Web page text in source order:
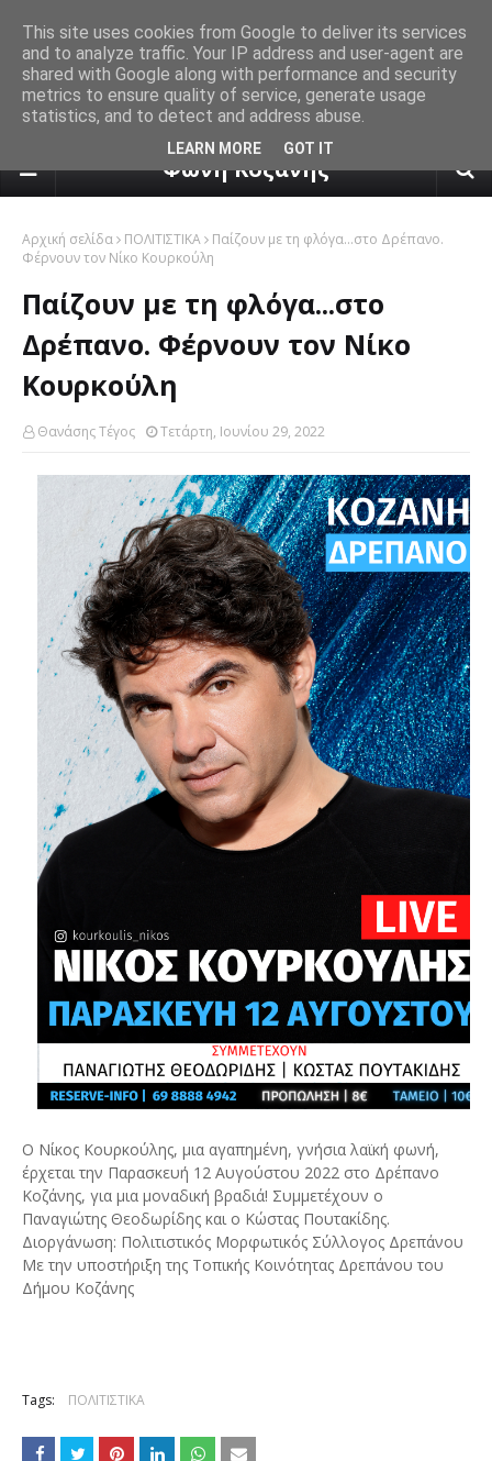
πρόγνωση καιρού από το
Φωνή Κοζάνης
Αρχική σελίδα ΠΟΛΙΤΙΣΤΙΚΑ
Παίζουν με τη φλόγα...στο Δρέπανο.
Φέρνουν τον Νίκο Κουρκούλη
Παίζουν με τη φλόγα...στο
Δρέπανο. Φέρνουν τον Νίκο
Κουρκούλη
Θανάσης Τέγος Τετάρτη, Ιουνίου 29, 2022
Ο Νίκος Κουρκούλης, μια αγαπημένη, γνήσια λαϊκή φωνή,
έρχεται την Παρασκευή 12 Αυγούστου 2022 στο Δρέπανο
Κοζάνης, για μια μοναδική βραδιά! Συμμετέχουν ο
Παναγιώτης Θεοδωρίδης και ο Κώστας Πουτακίδης.
Διοργάνωση: Πολιτιστικός Μορφωτικός Σύλλογος Δρεπάνου
Με την υποστήριξη της Τοπικής Κοινότητας Δρεπάνου του
Δήμου Κοζάνης
Tags: ΠΟΛΙΤΙΣΤΙΚΑ
This site uses cookies from Google to deliver its services
and to analyze traffic. Your IP address and user-agent are
shared with Google along with performance and security
metrics to ensure quality of service, generate usage
statistics, and to detect and address abuse.
LEARN MORE GOT IT